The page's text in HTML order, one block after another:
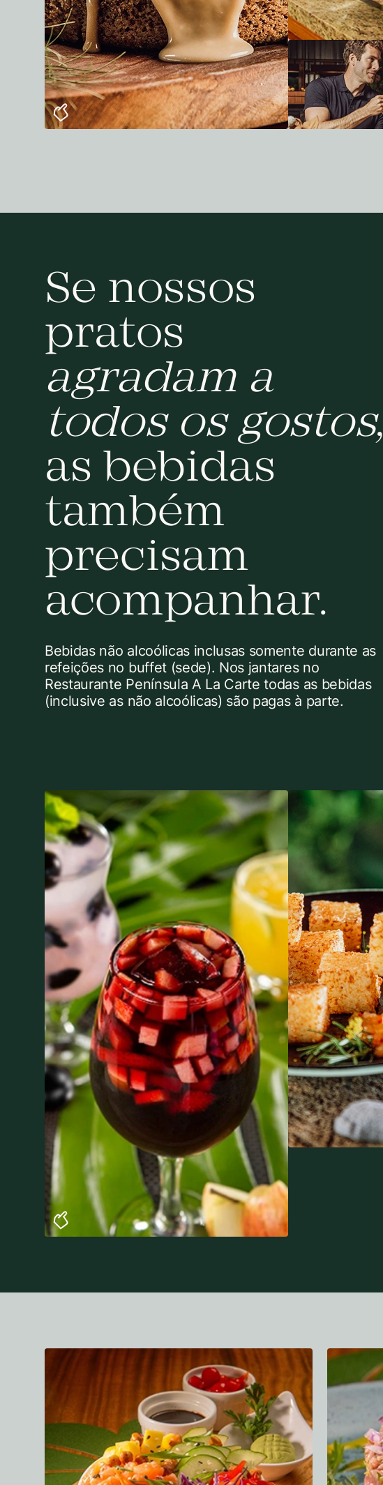
Se nossos
pratos
agradam a
todos os gostos,
as bebidas
também
precisam
acompanhar.
Bebidas não alcoólicas inclusas somente durante as
refeições no buffet (sede). Nos jantares no
Restaurante Península A La Carte todas as bebidas
(inclusive as não alcoólicas) são pagas à parte.